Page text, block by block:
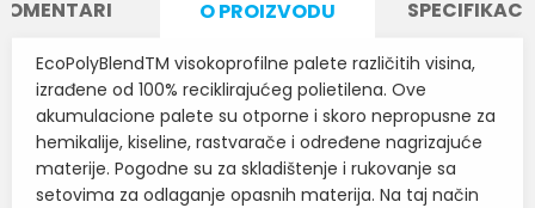
O PROIZVODU
EcoPolyBlendTM visokoprofilne palete različitih visina,
izrađene od 100% reciklirajućeg polietilena. Ove
akumulacione palete su otporne i skoro nepropusne za
hemikalije, kiseline, rastvarače i određene nagrizajuće
materije. Pogodne su za skladištenje i rukovanje sa
setovima za odlaganje opasnih materija. Na taj način